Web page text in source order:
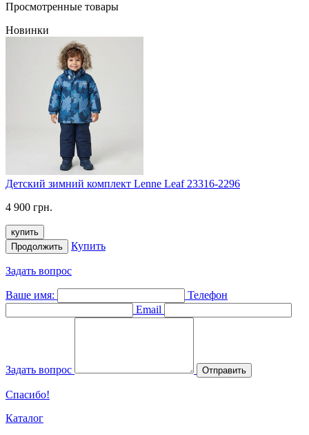
Просмотренные товары
Новинки
Детский зимний комплект Lenne Leaf 23316-2296
4 900 грн.
купить
Продолжить
Купить
Задать вопрос
Ваше имя:
Телефон
Email
Задать вопрос Отправить
Спасибо!
Каталог